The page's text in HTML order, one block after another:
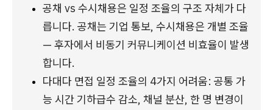
공채 vs 수시채용은 일정 조율의 구조 자체가 다
릅니다. 공채는 기업 통보, 수시채용은 개별 조율
— 후자에서 비동기 커뮤니케이션 비효율이 발생
합니다.
다대다 면접 일정 조율의 4가지 어려움: 공통 가
능 시간 기하급수 감소, 채널 분산, 한 명 변경이